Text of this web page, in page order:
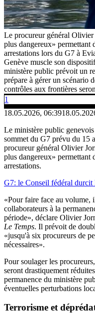
Le procureur général
plus dangereux» permettant
arrestations lors du G7 à
Genève muscle son
ministère public prévoit un
prépare à gérer un scénario
contrôles aux frontières
1
18.05.2026, 06:39
Le ministère public
sommet du G7 prévu du 15
procureur général Olivier
plus dangereux» permettant
arrestations.
G7: le Conseil fédéral durcit
«Pour faire face au volume,
collaborateurs à la
période», déclare Olivier
Le Temps. Il prévoit de
«jusqu'à six procureurs de
nécessaires».
Pour soulager les
seront drastiquement
permanence du ministère
éventuelles perturbations
Terrorisme et